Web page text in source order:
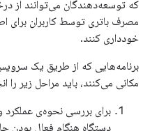
که توسعه‌دهندگان می‌توانند از
مصرف باتری توسط کاربران برای
خودداری کنند.
برنامه‌هایی که از طریق یک
مکانی می‌کنند، باید مراحل زیر را
برای بررسی نحوه‌ی
دستگاه هنگام فعال